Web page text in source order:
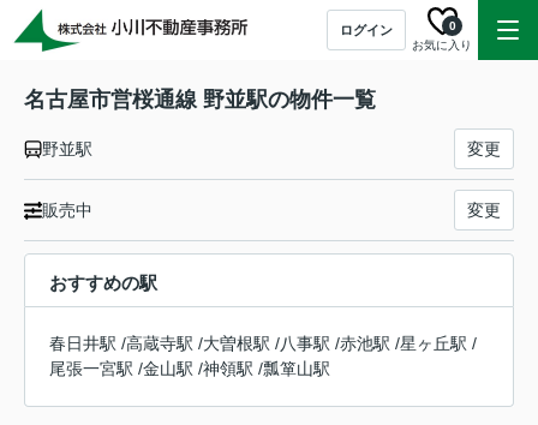
ログイン
お気に入り
0
名古屋市営桜通線 野並駅の物件一覧
野並駅 変更
販売中 変更
おすすめの駅
春日井駅 /高蔵寺駅 /大曽根駅 /八事駅 /赤池駅 /星ヶ丘駅 /
尾張一宮駅 /金山駅 /神領駅 /瓢箪山駅